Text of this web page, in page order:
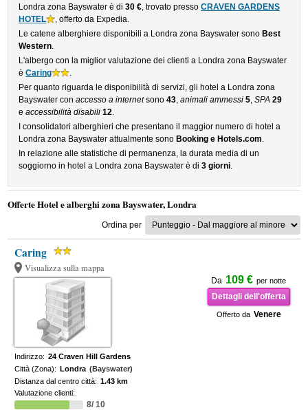
Londra zona Bayswater è di30 €, trovato pressoCRAVEN GARDENS
HOTEL
, offerto da Expedia.
Le catene alberghiere disponibili a Londra zona Bayswater sono Best
Western.
L'albergo con la miglior valutazione dei clienti a Londra zona Bayswater
èCaring
.
Per quanto riguarda le disponibilità di servizi, gli hotel a Londra zona
Bayswater conaccesso a internetsono43,animali ammessi 5,SPA 29
eaccessibilità disabili 12.
I consolidatori alberghieri che presentano il maggior numero di hotel a
Londra zona Bayswater attualmente sono Booking e Hotels.com.
In relazione alle statistiche di permanenza, la durata media di un
soggiorno in hotel a Londra zona Bayswater è di3 giorni.
Offerte Hotel e alberghi zona Bayswater, Londra
Ordina per
Caring
Visualizza sulla mappa
Da 109 € per notte
Dettagli dell'offerta
Offerto da Venere
Indirizzo: 24 Craven Hill Gardens
Città (Zona): Londra (Bayswater)
Distanza dal centro città: 1.43 km
Valutazione clienti:
8/ 10